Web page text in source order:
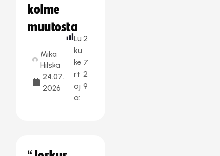
kolme
muutosta
Mika
Hilska
24.07.
2026
Lu
ku
ke
rt
oj
a:
2
7
2
9